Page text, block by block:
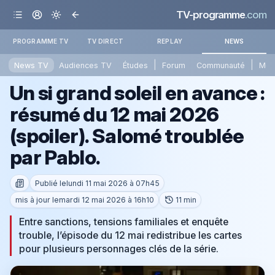
TV-programme.com
PROGRAMME TV TV DIRECT REPLAY NEWS
News TV Audiences TV Études Forum Communauté
Un si grand soleil en avance :
résumé du 12 mai 2026
(spoiler). Salomé troublée
par Pablo.
Publié lelundi 11 mai 2026 à 07h45
mis à jour lemardi 12 mai 2026 à 16h10 11 min
Entre sanctions, tensions familiales et enquête
trouble, l’épisode du 12 mai redistribue les cartes
pour plusieurs personnages clés de la série.